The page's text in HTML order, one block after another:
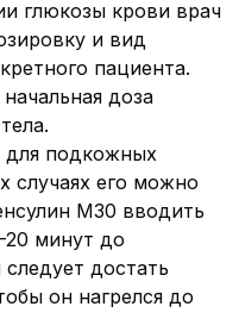
глюкозы крови врач
и вид
пациента.
доза
для подкожных
случаях его можно
М30 вводить
20 минут до
достать
он нагрелся до